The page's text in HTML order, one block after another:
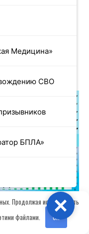
военной
сотрудничает со
ледокольного
Решать задачи в
даже в
нас полное
ледоколов Российской
Продолжая использовать
файлами.
OK
Медицина»
СВО
БПЛА»
Close